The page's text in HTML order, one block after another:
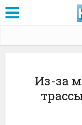
Из-за